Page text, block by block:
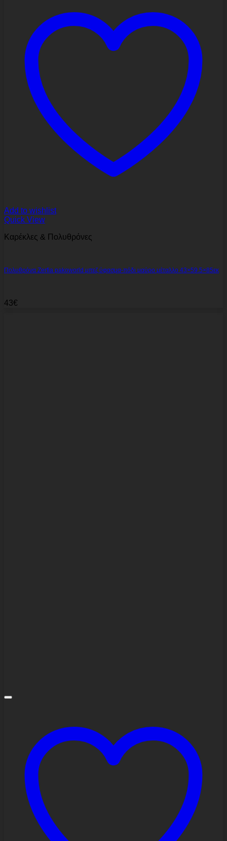
Add to wishlist
Quick View
Καρέκλες & Πολυθρόνες
Πολυθρόνα Zerfia pakoworld μπεζ ύφασμα-πόδι μαύρο μέταλλο 43×59.5×85εκ
43€